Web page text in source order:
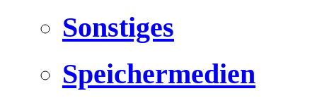
Sonstiges
Speichermedien